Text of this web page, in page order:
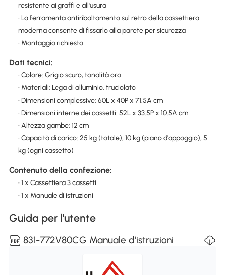
resistente ai graffi e all'usura
• La ferramenta antiribaltamento sul retro della cassettiera
moderna consente di fissarlo alla parete per sicurezza
• Montaggio richiesto
Dati tecnici:
• Colore: Grigio scuro, tonalità oro
• Materiali: Lega di alluminio, truciolato
• Dimensioni complessive: 60L x 40P x 71.5A cm
• Dimensioni interne dei cassetti: 52L x 33.5P x 10.5A cm
• Altezza gambe: 12 cm
• Capacità di carico: 25 kg (totale), 10 kg (piano d'appoggio), 5
kg (ogni cassetto)
Contenuto della confezione:
• 1 x Cassettiera 3 cassetti
• 1 x Manuale di istruzioni
Guida per l'utente
831-772V80CG Manuale d'istruzioni